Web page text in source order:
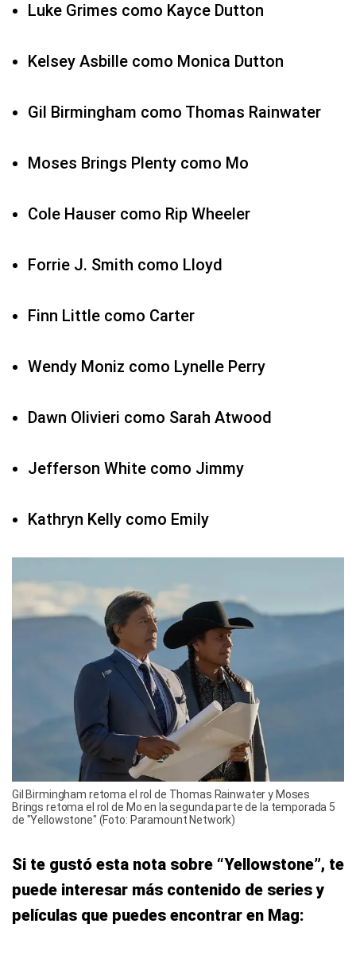
Luke Grimes como Kayce Dutton
Kelsey Asbille como Monica Dutton
Gil Birmingham como Thomas Rainwater
Moses Brings Plenty como Mo
Cole Hauser como Rip Wheeler
Forrie J. Smith como Lloyd
Finn Little como Carter
Wendy Moniz como Lynelle Perry
Dawn Olivieri como Sarah Atwood
Jefferson White como Jimmy
Kathryn Kelly como Emily
Gil Birmingham retoma el rol de Thomas Rainwater y Moses
Brings retoma el rol de Mo en la segunda parte de la temporada 5
de "Yellowstone" (Foto: Paramount Network)
Si te gustó esta nota sobre “Yellowstone”, te
puede interesar más contenido de series y
películas que puedes encontrar en Mag: